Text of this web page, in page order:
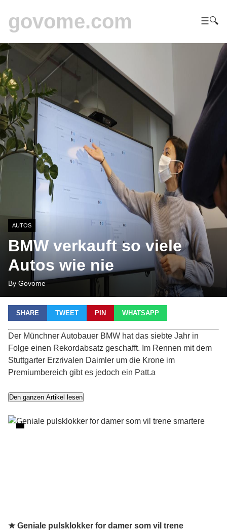
govome.com ☰🔍
AUTOS
BMW verkauft so viele
Autos wie nie
By Govome
SHARE TWEET PIN WHATSAPP
Der Münchner Autobauer BMW hat das siebte Jahr in
Folge einen Rekordabsatz geschafft. Im Rennen mit dem
Stuttgarter Erzrivalen Daimler um die Krone im
Premiumbereich gibt es jedoch ein Patt.a
Den ganzen Artikel lesen
★ Geniale pulsklokker for damer som vil trene